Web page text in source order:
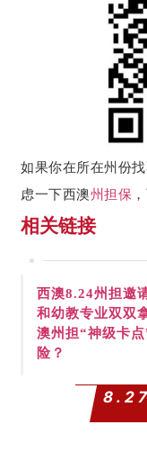
如果你在所在州份
虑一下西澳州担保
相关链接
西澳8.24州担邀
和幼教专业双双
澳州担“神级卡
险？